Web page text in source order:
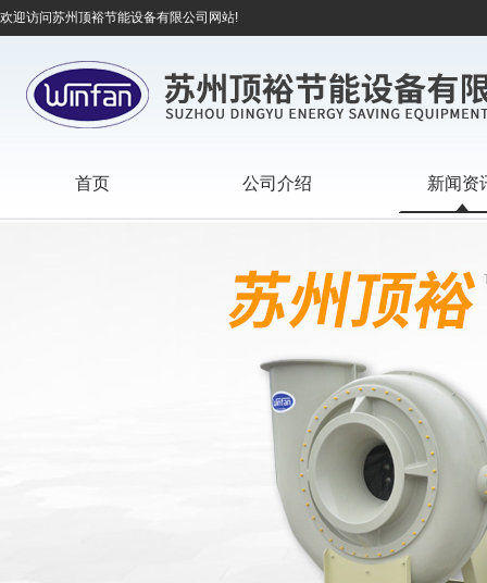
欢迎访问苏州顶裕节能设备有限公司网站!
首页 公司介绍 新闻资